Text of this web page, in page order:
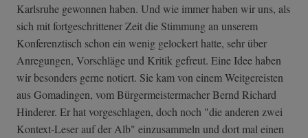
Karlsruhe gewonnen haben. Und wie immer haben wir uns, als
sich mit fortgeschrittener Zeit die Stimmung an unserem
Konferenztisch schon ein wenig gelockert hatte, sehr über
Anregungen, Vorschläge und Kritik gefreut. Eine Idee haben
wir besonders gerne notiert. Sie kam von einem Weitgereisten
aus Gomadingen, vom Bürgermeistermacher Bernd Richard
Hinderer. Er hat vorgeschlagen, doch noch "die anderen zwei
Kontext-Leser auf der Alb" einzusammeln und dort mal einen